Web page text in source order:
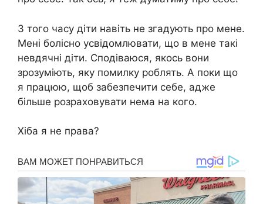
З того часу діти навіть не згадують про мене.
Мені болісно усвідомлювати, що в мене такі
невдячні діти. Сподіваюся, якось вони
зрозуміють, яку помилку роблять. А поки що
я працюю, щоб забезпечити себе, адже
більше розраховувати нема на кого.
Хіба я не права?